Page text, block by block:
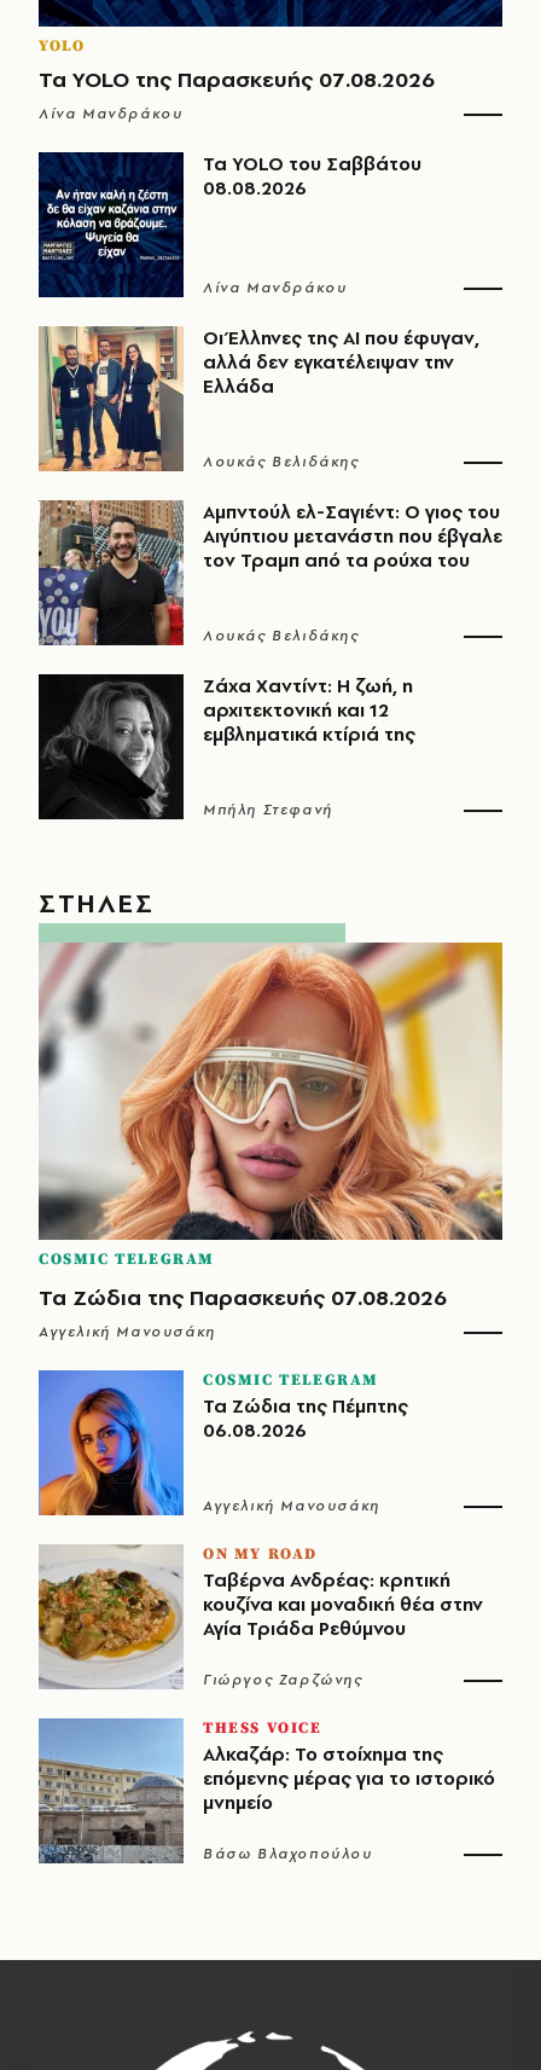
YOLO
Τα YOLO της Παρασκευής 07.08.2026
Λίνα Μανδράκου
Τα YOLO του Σαββάτου
08.08.2026
Λίνα Μανδράκου
Οι Έλληνες της ΑΙ που έφυγαν,
αλλά δεν εγκατέλειψαν την
Ελλάδα
Λουκάς Βελιδάκης
Αμπντούλ ελ-Σαγιέντ: Ο γιος του
Αιγύπτιου μετανάστη που έβγαλε
τον Τραμπ από τα ρούχα του
Λουκάς Βελιδάκης
Ζάχα Χαντίντ: Η ζωή, η
αρχιτεκτονική και 12
εμβληματικά κτίριά της
Μπήλη Στεφανή
ΣΤΗΛΕΣ
COSMIC TELEGRAM
Τα Ζώδια της Παρασκευής 07.08.2026
Αγγελική Μανουσάκη
COSMIC TELEGRAM
Τα Ζώδια της Πέμπτης
06.08.2026
Αγγελική Μανουσάκη
ON MY ROAD
Ταβέρνα Ανδρέας: κρητική
κουζίνα και μοναδική θέα στην
Αγία Τριάδα Ρεθύμνου
Γιώργος Ζαρζώνης
THESS VOICE
Αλκαζάρ: Το στοίχημα της
επόμενης μέρας για το ιστορικό
μνημείο
Βάσω Βλαχοπούλου